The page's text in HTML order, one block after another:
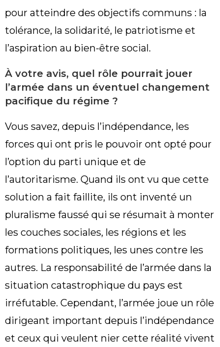
pour atteindre des objectifs communs : la
tolérance, la solidarité, le patriotisme et
l’aspiration au bien-être social.
À votre avis, quel rôle pourrait jouer
l’armée dans un éventuel changement
pacifique du régime ?
Vous savez, depuis l’indépendance, les
forces qui ont pris le pouvoir ont opté pour
l’option du parti unique et de
l’autoritarisme. Quand ils ont vu que cette
solution a fait faillite, ils ont inventé un
pluralisme faussé qui se résumait à monter
les couches sociales, les régions et les
formations politiques, les unes contre les
autres. La responsabilité de l’armée dans la
situation catastrophique du pays est
irréfutable. Cependant, l’armée joue un rôle
dirigeant important depuis l’indépendance
et ceux qui veulent nier cette réalité vivent